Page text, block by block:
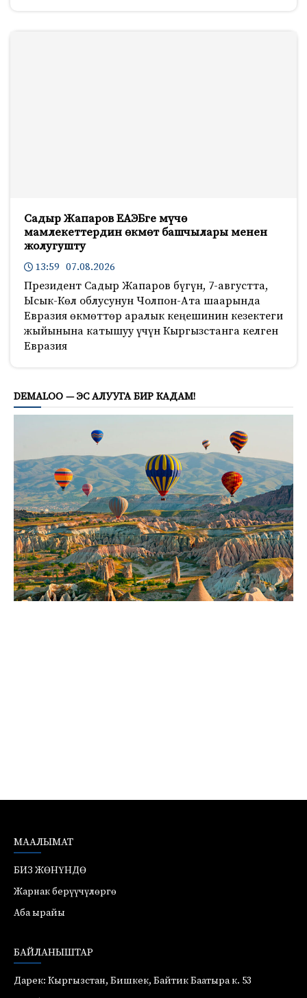
Садыр Жапаров ЕАЭБге мүчө
мамлекеттердин өкмөт башчылары менен
жолугушту
13:59 07.08.2026
Президент Садыр Жапаров бүгүн, 7-августта,
Ысык-Көл облусунун Чолпон-Ата шаарында
Евразия өкмөттөр аралык кеңешинин кезектеги
жыйынына катышуу үчүн Кыргызстанга келген
Евразия
DEMALOO — ЭС АЛУУГА БИР КАДАМ!
МААЛЫМАТ
БИЗ ЖӨНҮНДӨ
Жарнак берүүчүлөргө
Аба ырайы
БАЙЛАНЫШТАР
Дарек: Кыргызстан, Бишкек, Байтик Баатыра к. 53